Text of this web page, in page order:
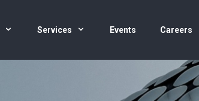
Services Events Careers